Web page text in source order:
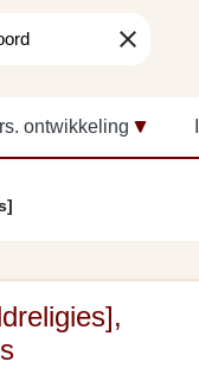
clear
ontwikkeling